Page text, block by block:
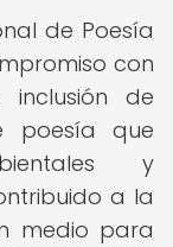
de Poesía
con
de
poesía que
y
a la
medio para